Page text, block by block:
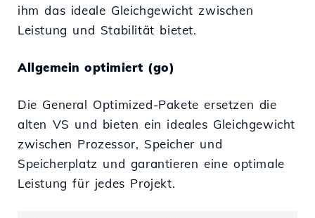
ihm das ideale Gleichgewicht zwischen
Leistung und Stabilität bietet.
Allgemein optimiert (go)
Die General Optimized-Pakete ersetzen die
alten VS und bieten ein ideales Gleichgewicht
zwischen Prozessor, Speicher und
Speicherplatz und garantieren eine optimale
Leistung für jedes Projekt.